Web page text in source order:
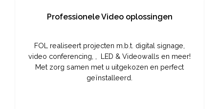
Professionele Video oplossingen
FOL realiseert projecten m.b.t. digital signage,
video conferencing, , LED & Videowalls en meer!
Met zorg samen met u uitgekozen en perfect
geïnstalleerd.